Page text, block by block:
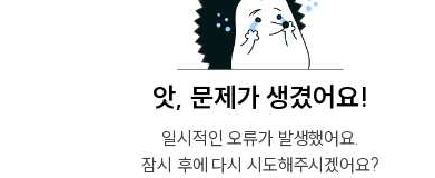
앗, 문제가 생겼어요!
일시적인 오류가 발생했어요.
잠시 후에 다시 시도해주시겠어요?